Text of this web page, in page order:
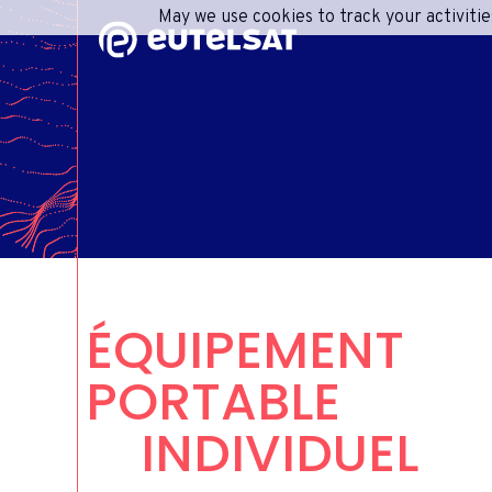
Contenu
Menu
Pied de page
ÉQUIPEMENT
PORTABLE
INDIVIDUEL
May we use cookies to track your